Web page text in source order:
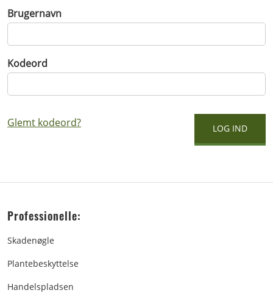
Brugernavn
Kodeord
Glemt kodeord?
Professionelle:
Skadenøgle
Plantebeskyttelse
Handelspladsen